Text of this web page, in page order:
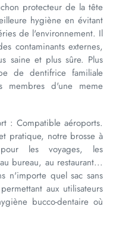
protecteur de la tête
hygiène en évitant
de l'environnement. Il
contaminants externes,
saine et plus sûre. Plus
de dentifrice familiale
membres d'une meme
: Compatible aéroports.
pratique, notre brosse à
les voyages, les
bureau, au restaurant...
n'importe quel sac sans
aux utilisateurs
bucco-dentaire où